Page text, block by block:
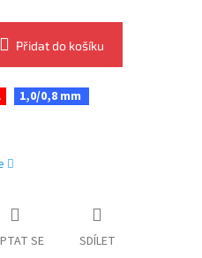
Přidat do košíku
1,0/0,8 mm
SE SDÍLET